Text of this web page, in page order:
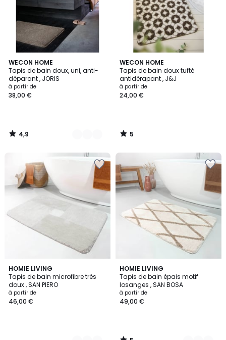
WECON HOME
Tapis de bain doux, uni, anti-
déparant , JORIS
à partir de
38,00 €
4,9
/ 5
8
Couleurs
4,9
/
WECON HOME
Tapis de bain doux tufté
antidérapant , J&J
à partir de
24,00 €
5
/
5
5
/
HOMIE LIVING
Tapis de bain microfibre très
doux , SAN PIERO
à partir de
46,00 €
2
Couleurs
HOMIE LIVING
Tapis de bain épais motif
losanges , SAN BOSA
à partir de
49,00 €
5
/
5
3
Couleurs